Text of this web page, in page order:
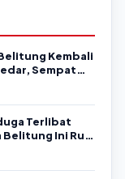
Kembali
Sempat
Terlibat
Belitung Ini Rugi